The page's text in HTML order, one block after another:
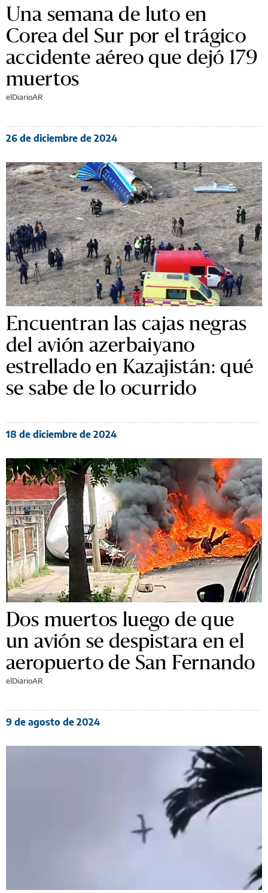
Una semana de luto en
Corea del Sur por el trágico
accidente aéreo que dejó 179
muertos
elDiarioAR
26 de diciembre de 2024
Encuentran las cajas negras
del avión azerbaiyano
estrellado en Kazajistán: qué
se sabe de lo ocurrido
18 de diciembre de 2024
Dos muertos luego de que
un avión se despistara en el
aeropuerto de San Fernando
elDiarioAR
9 de agosto de 2024